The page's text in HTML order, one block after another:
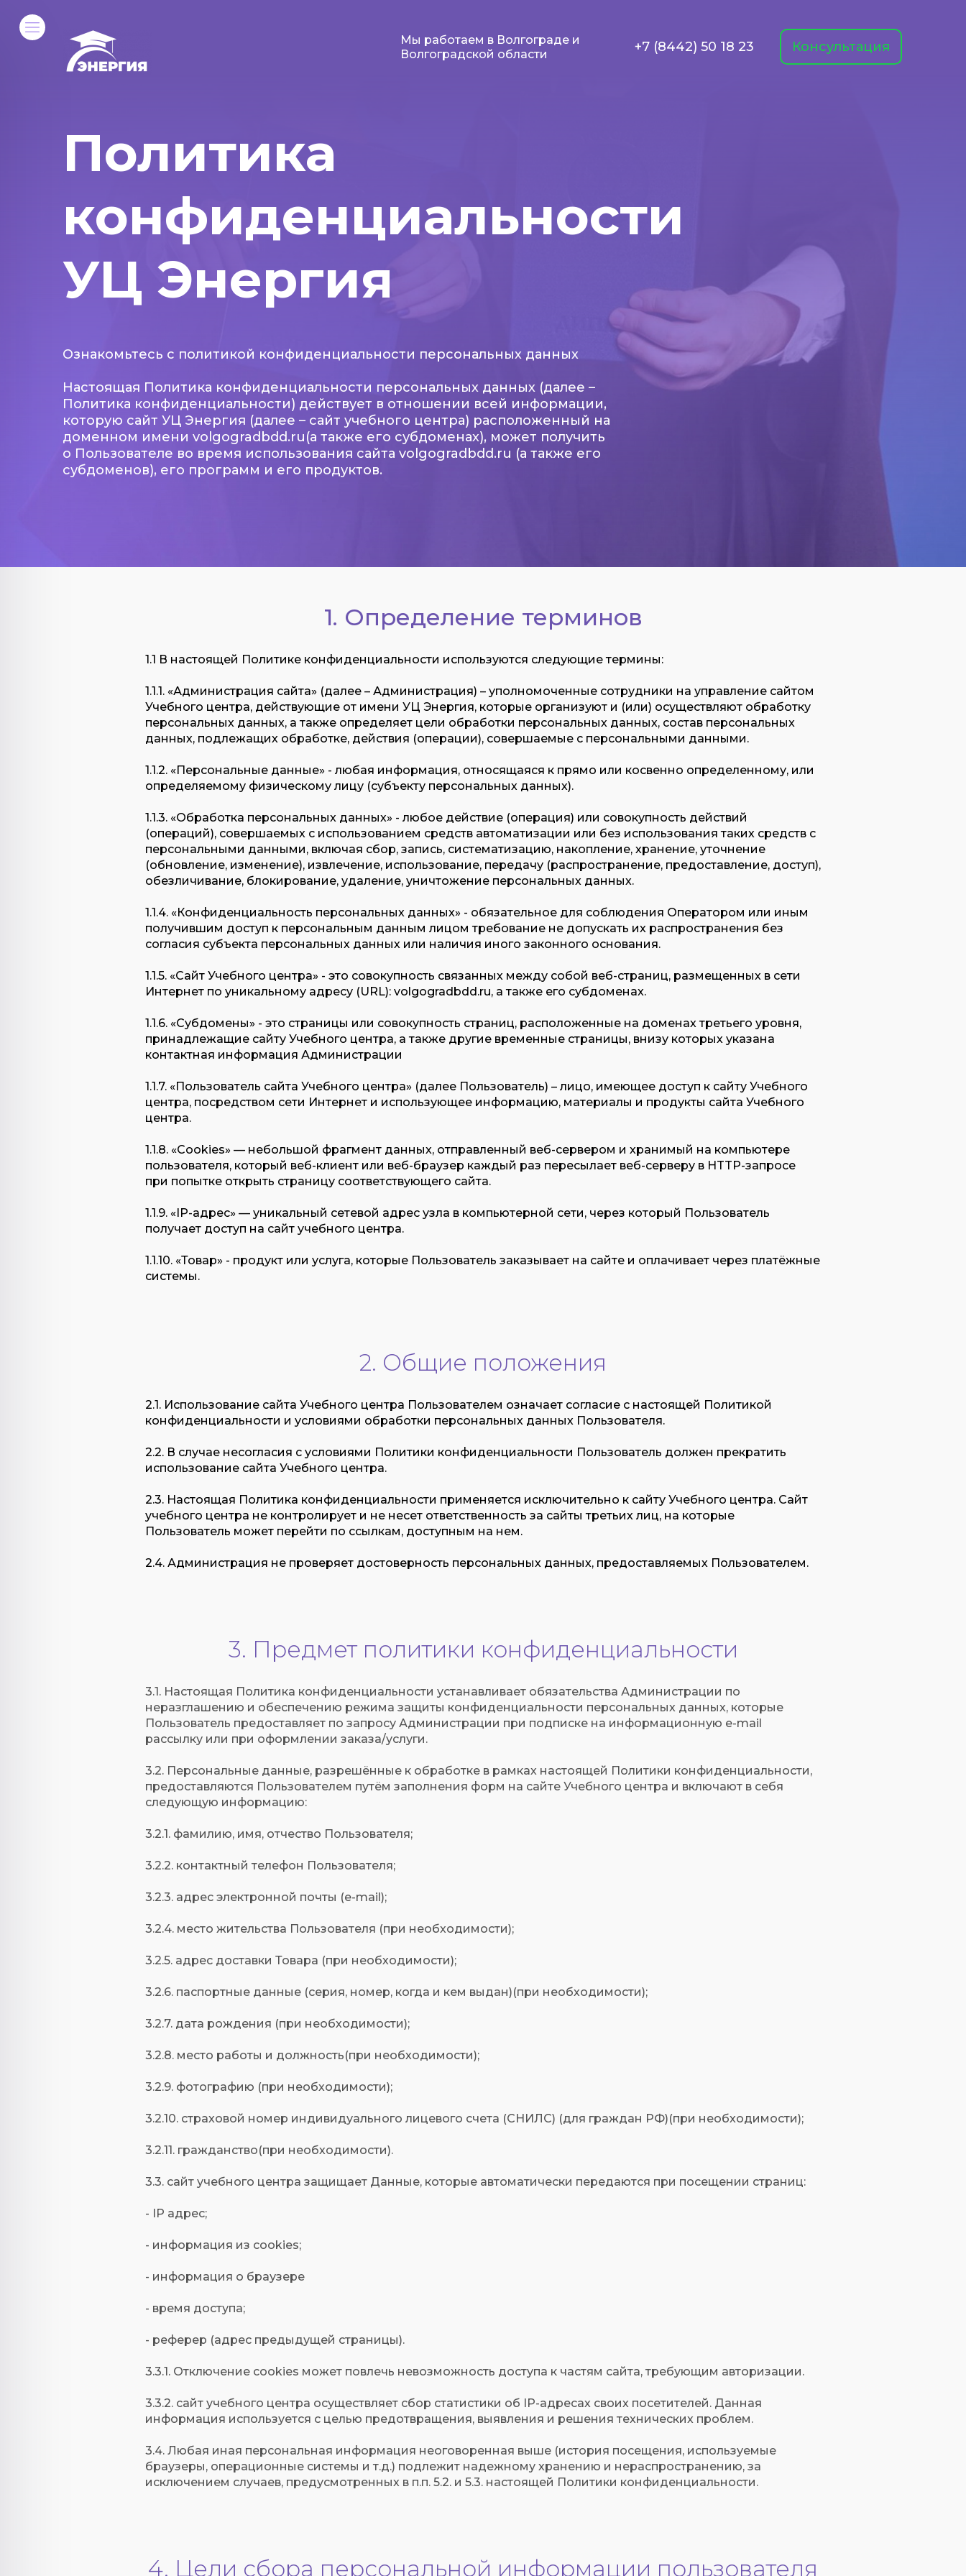
Мы работаем в Волгограде и
Волгоградской области
+7 (8442) 50 18 23 Консультация
Политика
конфиденциальности
УЦ Энергия
Ознакомьтесь с политикой конфиденциальности персональных данных
Настоящая Политика конфиденциальности персональных данных (далее –
Политика конфиденциальности) действует в отношении всей информации,
которую сайт УЦ Энергия (далее – сайт учебного центра) расположенный на
доменном имени volgogradbdd.ru(а также его субдоменах), может получить
о Пользователе во время использования сайта volgogradbdd.ru (а также его
субдоменов), его программ и его продуктов.
1. Определение терминов
1.1 В настоящей Политике конфиденциальности используются следующие термины:
1.1.1. «Администрация сайта» (далее – Администрация) – уполномоченные сотрудники на управление сайтом
Учебного центра, действующие от имени УЦ Энергия, которые организуют и (или) осуществляют обработку
персональных данных, а также определяет цели обработки персональных данных, состав персональных
данных, подлежащих обработке, действия (операции), совершаемые с персональными данными.
1.1.2. «Персональные данные» - любая информация, относящаяся к прямо или косвенно определенному, или
определяемому физическому лицу (субъекту персональных данных).
1.1.3. «Обработка персональных данных» - любое действие (операция) или совокупность действий
(операций), совершаемых с использованием средств автоматизации или без использования таких средств с
персональными данными, включая сбор, запись, систематизацию, накопление, хранение, уточнение
(обновление, изменение), извлечение, использование, передачу (распространение, предоставление, доступ),
обезличивание, блокирование, удаление, уничтожение персональных данных.
1.1.4. «Конфиденциальность персональных данных» - обязательное для соблюдения Оператором или иным
получившим доступ к персональным данным лицом требование не допускать их распространения без
согласия субъекта персональных данных или наличия иного законного основания.
1.1.5. «Сайт Учебного центра» - это совокупность связанных между собой веб-страниц, размещенных в сети
Интернет по уникальному адресу (URL): volgogradbdd.ru, а также его субдоменах.
1.1.6. «Субдомены» - это страницы или совокупность страниц, расположенные на доменах третьего уровня,
принадлежащие сайту Учебного центра, а также другие временные страницы, внизу которых указана
контактная информация Администрации
1.1.7. «Пользователь сайта Учебного центра» (далее Пользователь) – лицо, имеющее доступ к сайту Учебного
центра, посредством сети Интернет и использующее информацию, материалы и продукты сайта Учебного
центра.
1.1.8. «Cookies» — небольшой фрагмент данных, отправленный веб-сервером и хранимый на компьютере
пользователя, который веб-клиент или веб-браузер каждый раз пересылает веб-серверу в HTTP-запросе
при попытке открыть страницу соответствующего сайта.
1.1.9. «IP-адрес» — уникальный сетевой адрес узла в компьютерной сети, через который Пользователь
получает доступ на сайт учебного центра.
1.1.10. «Товар» - продукт или услуга, которые Пользователь заказывает на сайте и оплачивает через платёжные
системы.
2. Общие положения
2.1. Использование сайта Учебного центра Пользователем означает согласие с настоящей Политикой
конфиденциальности и условиями обработки персональных данных Пользователя.
2.2. В случае несогласия с условиями Политики конфиденциальности Пользователь должен прекратить
использование сайта Учебного центра.
2.3. Настоящая Политика конфиденциальности применяется исключительно к сайту Учебного центра. Сайт
учебного центра не контролирует и не несет ответственность за сайты третьих лиц, на которые
Пользователь может перейти по ссылкам, доступным на нем.
2.4. Администрация не проверяет достоверность персональных данных, предоставляемых Пользователем.
3. Предмет политики конфиденциальности
3.1. Настоящая Политика конфиденциальности устанавливает обязательства Администрации по
неразглашению и обеспечению режима защиты конфиденциальности персональных данных, которые
Пользователь предоставляет по запросу Администрации при подписке на информационную e-mail
рассылку или при оформлении заказа/услуги.
3.2. Персональные данные, разрешённые к обработке в рамках настоящей Политики конфиденциальности,
предоставляются Пользователем путём заполнения форм на сайте Учебного центра и включают в себя
следующую информацию:
3.2.1. фамилию, имя, отчество Пользователя;
3.2.2. контактный телефон Пользователя;
3.2.3. адрес электронной почты (e-mail);
3.2.4. место жительства Пользователя (при необходимости);
3.2.5. адрес доставки Товара (при необходимости);
3.2.6. паспортные данные (серия, номер, когда и кем выдан)(при необходимости);
3.2.7. дата рождения (при необходимости);
3.2.8. место работы и должность(при необходимости);
3.2.9. фотографию (при необходимости);
3.2.10. страховой номер индивидуального лицевого счета (СНИЛС) (для граждан РФ)(при необходимости);
3.2.11. гражданство(при необходимости).
3.3. сайт учебного центра защищает Данные, которые автоматически передаются при посещении страниц:
- IP адрес;
- информация из cookies;
- информация о браузере
- время доступа;
- реферер (адрес предыдущей страницы).
3.3.1. Отключение cookies может повлечь невозможность доступа к частям сайта, требующим авторизации.
3.3.2. сайт учебного центра осуществляет сбор статистики об IP-адресах своих посетителей. Данная
информация используется с целью предотвращения, выявления и решения технических проблем.
3.4. Любая иная персональная информация неоговоренная выше (история посещения, используемые
браузеры, операционные системы и т.д.) подлежит надежному хранению и нераспространению, за
исключением случаев, предусмотренных в п.п. 5.2. и 5.3. настоящей Политики конфиденциальности.
4. Цели сбора персональной информации пользователя